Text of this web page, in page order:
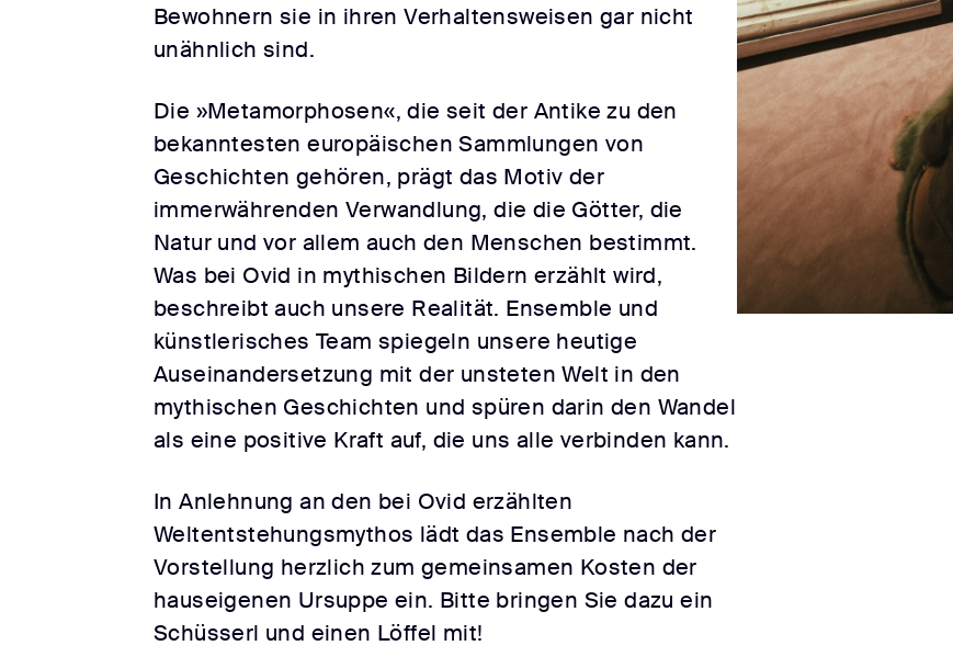
Bewohnern sie in ihren Verhaltensweisen gar nicht
unähnlich sind.
Die »Metamorphosen«, die seit der Antike zu den
bekanntesten europäischen Sammlungen von
Geschichten gehören, prägt das Motiv der
immerwährenden Verwandlung, die die Götter, die
Natur und vor allem auch den Menschen bestimmt.
Was bei Ovid in mythischen Bildern erzählt wird,
beschreibt auch unsere Realität. Ensemble und
künstlerisches Team spiegeln unsere heutige
Auseinandersetzung mit der unsteten Welt in den
mythischen Geschichten und spüren darin den Wandel
als eine positive Kraft auf, die uns alle verbinden kann.
In Anlehnung an den bei Ovid erzählten
Weltentstehungsmythos lädt das Ensemble nach der
Vorstellung herzlich zum gemeinsamen Kosten der
hauseigenen Ursuppe ein. Bitte bringen Sie dazu ein
Schüsserl und einen Löffel mit!